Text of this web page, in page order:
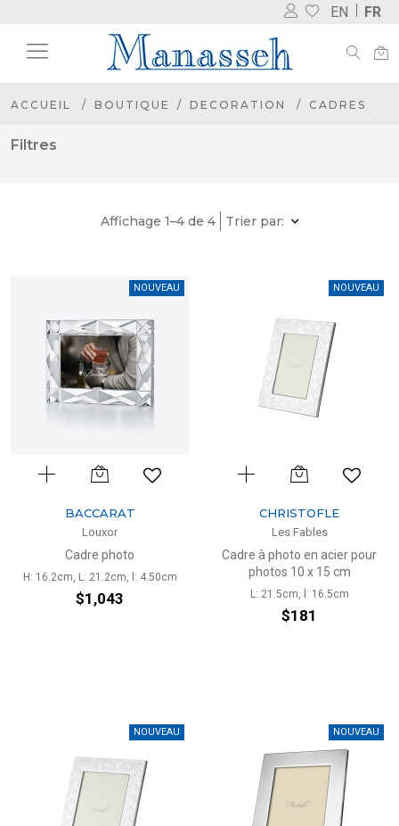
EN FR
ACCUEIL BOUTIQUE DECORATION CADRES
Filtres
Affichage 1–4 de 4 Trier par:
NOUVEAU
BACCARAT
Louxor
Cadre photo
H: 16.2cm, L: 21.2cm, l: 4.50cm
$1,043
NOUVEAU
CHRISTOFLE
Les Fables
Cadre à photo en acier pour
photos 10 x 15 cm
L: 21.5cm, l: 16.5cm
$181
NOUVEAU NOUVEAU